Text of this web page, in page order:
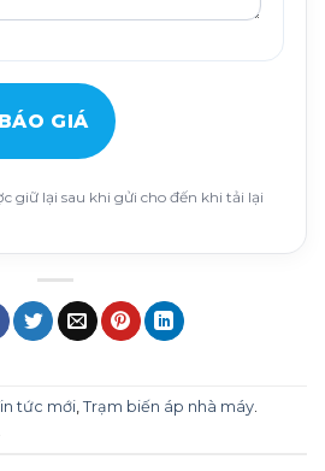
GIÁ
giữ lại sau khi gửi cho đến khi tải lại
tức mới Trạm biến áp nhà máy